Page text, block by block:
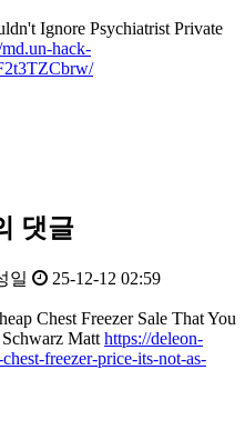
Ignore Psychiatrist Private
hack-
댓글
일 25-12-12 02:59
Chest Freezer Sale That You
Matt https://deleon-
freezer-price-its-not-as-